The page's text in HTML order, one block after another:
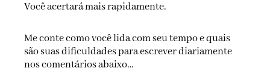
Você acertará mais rapidamente.
Me conte como você lida com seu tempo e quais
são suas dificuldades para escrever diariamente
nos comentários abaixo…